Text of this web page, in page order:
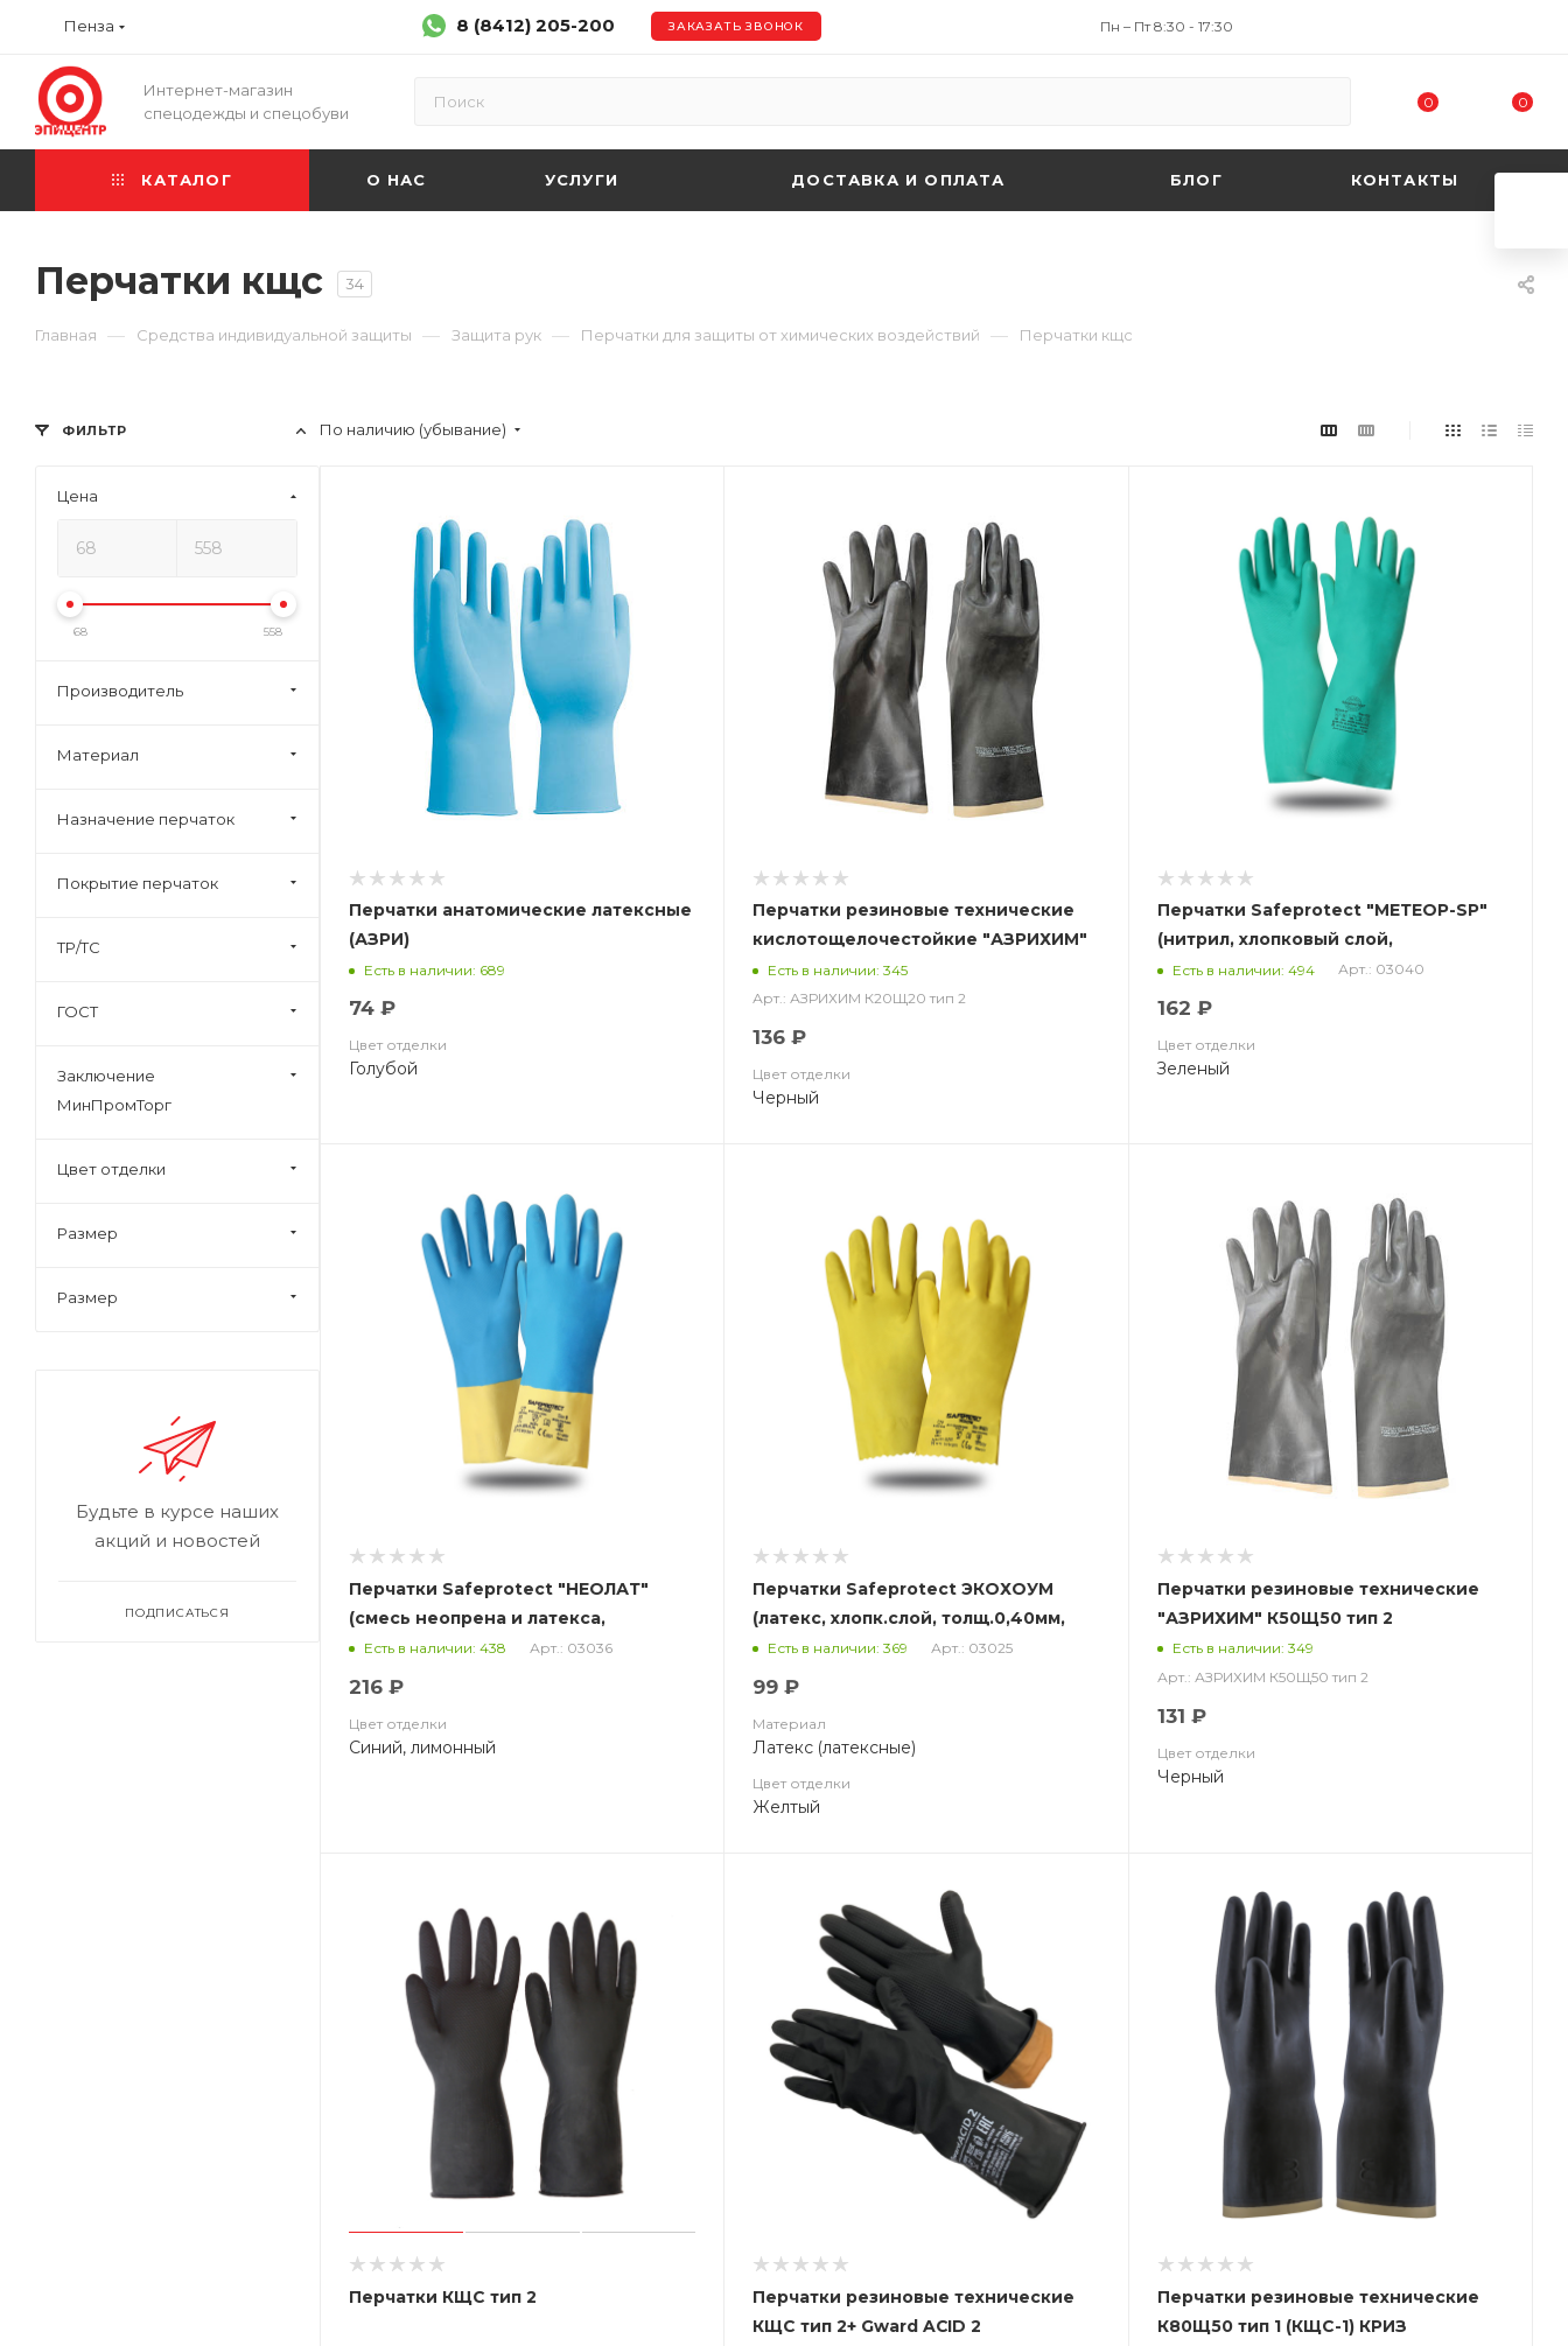
Пенза 8 (8412) 205-200 ЗАКАЗАТЬ ЗВОНОК Пн – Пт 8:30 - 17:30
Интернет-магазин
спецодежды и спецобуви
0 0
КАТАЛОГ О НАС УСЛУГИ ДОСТАВКА И ОПЛАТА БЛОГ КОНТАКТЫ
Перчатки кщс 34
Главная — Средства индивидуальной защиты — Защита рук — Перчатки для защиты от химических воздействий — Перчатки кщс
По наличию (убывание)
Перчатки анатомические латексные
(АЗРИ)
Есть в наличии: 689
74 ₽
Цвет отделки
Голубой
Перчатки резиновые технические
кислотощелочестойкие "АЗРИХИМ"
К20Щ20 тип 2 (КЩСТ-2 (АЗРИ)
Есть в наличии: 345
Арт.: АЗРИХИМ К20Щ20 тип 2
136 ₽
Цвет отделки
Черный
Перчатки Safeprotect "МЕТЕОР-SP"
(нитрил, хлопковый слой,
толщ.0,38мм, дл.330мм.)
Есть в наличии: 494 Арт.: 03040
162 ₽
Цвет отделки
Зеленый
Перчатки Safeprotect "НЕОЛАТ"
(смесь неопрена и латекса,
хлопковый слой,
толщ.0,70мм,дл.320мм.)
Есть в наличии: 438 Арт.: 03036
216 ₽
Цвет отделки
Синий, лимонный
Перчатки Safeprotect ЭКОХОУМ
(латекс, хлопк.слой, толщ.0,40мм,
дл.300мм) (х12х144)
Есть в наличии: 369 Арт.: 03025
99 ₽
Материал
Латекс (латексные)
Цвет отделки
Желтый
Перчатки резиновые технические
"АЗРИХИМ" К50Щ50 тип 2
(КЩСТ-2(АЗРИ)
Есть в наличии: 349
Арт.: АЗРИХИМ К50Щ50 тип 2
131 ₽
Цвет отделки
Черный
Перчатки КЩС тип 2
Перчатки резиновые технические
КЩС тип 2+ Gward ACID 2
Перчатки резиновые технические
К80Щ50 тип 1 (КЩС-1) КРИЗ
ФИЛЬТР
Цена
68 558
Производитель
Материал
Назначение перчаток
Покрытие перчаток
ТР/ТС
ГОСТ
Заключение
МинПромТорг
Цвет отделки
Размер
Размер
Будьте в курсе наших
акций и новостей
ПОДПИСАТЬСЯ